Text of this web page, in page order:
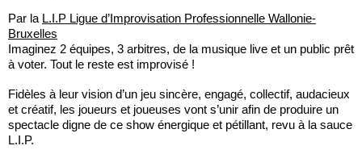
Par la L.I.P Ligue d’Improvisation Professionnelle Wallonie-
Bruxelles
Imaginez 2 équipes, 3 arbitres, de la musique live et un public prêt
à voter. Tout le reste est improvisé !
Fidèles à leur vision d’un jeu sincère, engagé, collectif, audacieux
et créatif, les joueurs et joueuses vont s’unir afin de produire un
spectacle digne de ce show énergique et pétillant, revu à la sauce
L.I.P.